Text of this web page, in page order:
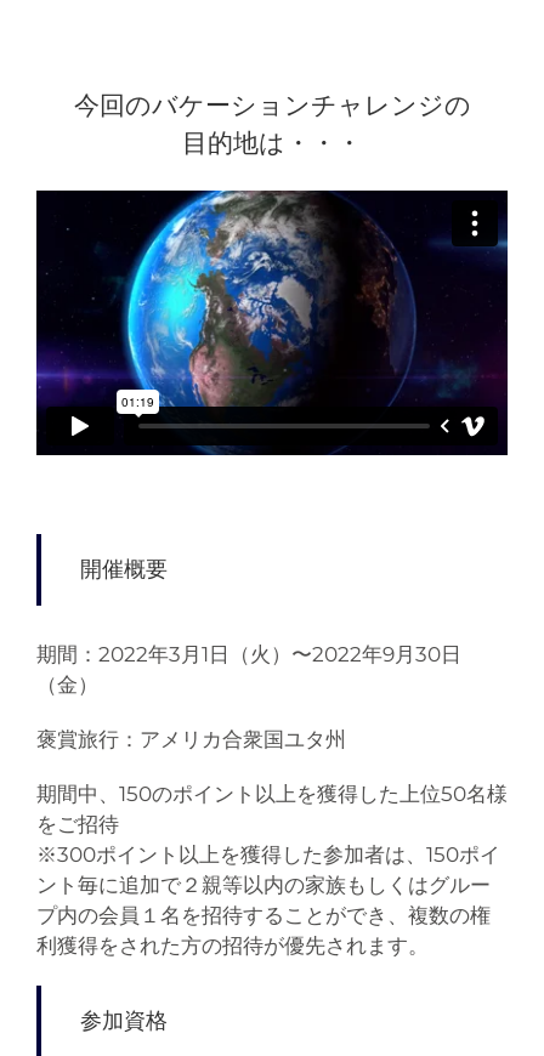
今回のバケーションチャレンジの
目的地は・・・
開催概要
期間：2022年3月1日（火）〜2022年9月30日
（金）
褒賞旅行：アメリカ合衆国ユタ州
期間中、150のポイント以上を獲得した上位50名様
をご招待
※300ポイント以上を獲得した参加者は、150ポイ
ント毎に追加で２親等以内の家族もしくはグルー
プ内の会員１名を招待することができ、複数の権
利獲得をされた方の招待が優先されます。
参加資格